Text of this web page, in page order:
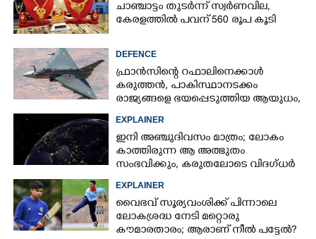
ചാഞ്ചാട്ടം തുടർന്ന് സ്വർണവില,
കേരളത്തിൽ പവന് 560 രൂപ കൂടി
DEFENCE
ഫ്രാൻസിന്റെ റഫാലിനെക്കാൾ
കരുത്തൻ,​ പാകിസ്ഥാനടക്കം
രാജ്യങ്ങളെ ഭയപ്പെടുത്തിയ ആയുധം,​
ഇന്ത്യ നിർമ്മിച്ച എണ്ണം 100ലേക്ക്
EXPLAINER
ഇനി അഞ്ചുദിവസം മാത്രം; ലോകം
കാത്തിരുന്ന ആ അത്ഭുതം
സംഭവിക്കും, കരുതലോടെ വിദഗ്ധർ
EXPLAINER
വൈഭവ് സൂര്യവംശിക്ക് പിന്നാലെ
ലോകശ്രദ്ധ നേടി മറ്റൊരു
കൗമാരതാരം; ആരാണ് നീൽ പട്ടേൽ?